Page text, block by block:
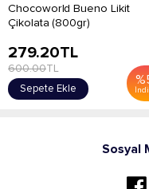
Chocoworld Bueno Likit
Çikolata (800gr)
%
279.20TL
600.00TL
Sepete Ekle
Sosyal